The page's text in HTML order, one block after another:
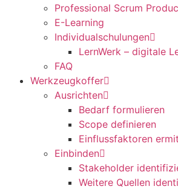
Professional Scrum
E-Learning
Individualschulungen
LernWerk – digitale
FAQ
Werkzeugkoffer
Ausrichten
Bedarf formulieren
Scope definieren
Einflussfaktoren
Einbinden
Stakeholder
Weitere Quellen